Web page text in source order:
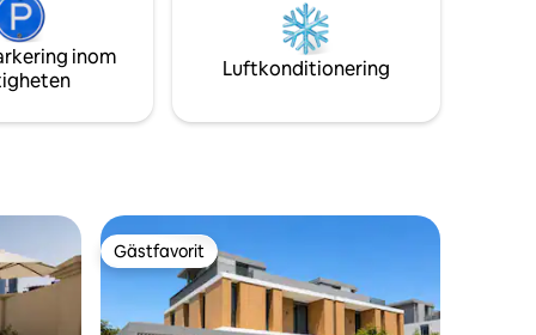
Dubai Mall, världens största köpcentrum.
Lägenheten är utrustad med allt du
behöver för en bekväm vistelse.
inom
Luftkonditionering
Gästfavorit
Gästfavorit